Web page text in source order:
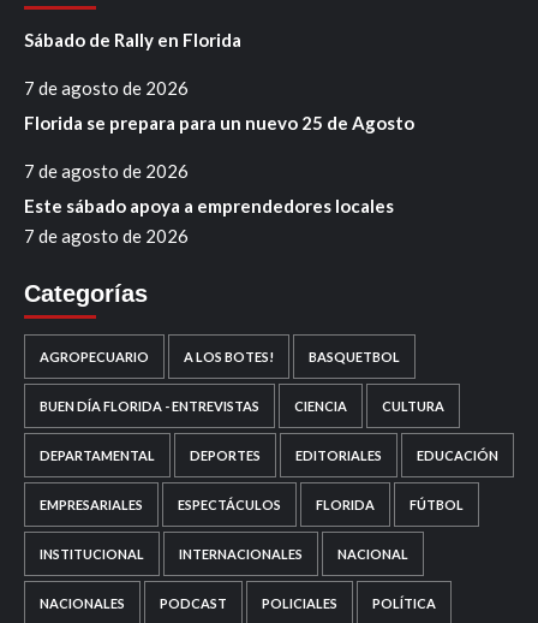
Sábado de Rally en Florida
7 de agosto de 2026
Florida se prepara para un nuevo 25 de Agosto
7 de agosto de 2026
Este sábado apoya a emprendedores locales
7 de agosto de 2026
Categorías
AGROPECUARIO A LOS BOTES! BASQUETBOL
BUEN DÍA FLORIDA - ENTREVISTAS CIENCIA CULTURA
DEPARTAMENTAL DEPORTES EDITORIALES EDUCACIÓN
EMPRESARIALES ESPECTÁCULOS FLORIDA FÚTBOL
INSTITUCIONAL INTERNACIONALES NACIONAL
NACIONALES PODCAST POLICIALES POLÍTICA